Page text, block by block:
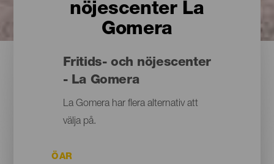
nöjescenter La
Gomera
Fritids- och nöjescenter
- La Gomera
La Gomera har flera alternativ att
välja på.
ÖAR